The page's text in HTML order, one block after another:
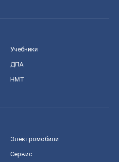
Учебники
ДПА
НМТ
Электромобили
Сервис